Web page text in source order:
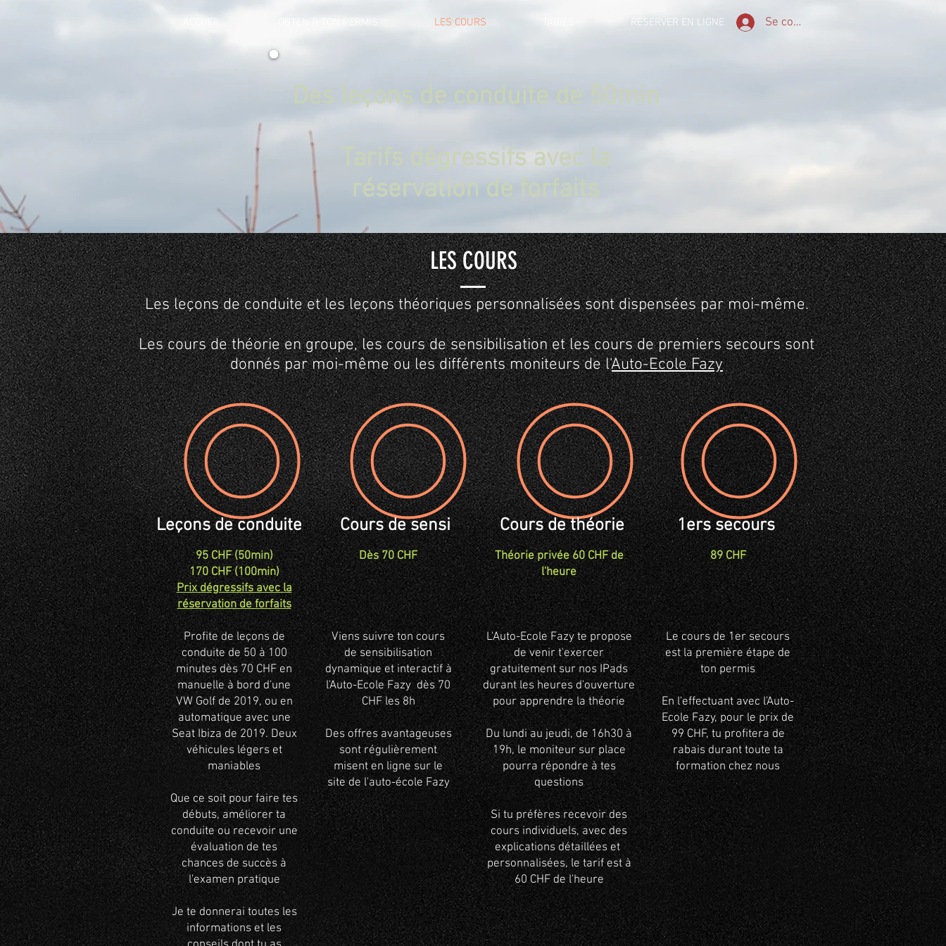
LES COURS RESERVER EN LIGNE Se connecter
Des leçons de conduite de 50min
Tarifs dégressifs avec la
réservation de forfaits
LES COURS
Les leçons de conduite et les leçons théoriques personnalisées sont dispensées par moi-même.
Les cours de théorie en groupe, les cours de sensibilisation et les cours de premiers secours sont
donnés par moi-même ou les différents moniteurs de l'Auto-Ecole Fazy
Leçons de conduite Cours de sensi Cours de théorie 1ers secours
95 CHF (50min)
170 CHF (100min)
Prix dégressifs avec la
réservation de forfaits
Profite de leçons de
conduite de 50 à 100
minutes dès 70 CHF en
manuelle à bord d'une
VW Golf de 2019, ou en
automatique avec une
Seat Ibiza de 2019. Deux
véhicules légers et
maniables
Que ce soit pour faire tes
débuts, améliorer ta
conduite ou recevoir une
évaluation de tes
chances de succès à
l'examen pratique
Je te donnerai toutes les
informations et les
Dès 70 CHF
Viens suivre ton cours
de sensibilisation
dynamique et interactif à
l'Auto-Ecole Fazy dès 70
CHF les 8h
Des offres avantageuses
sont régulièrement
misent en ligne sur le
site de l'auto-école Fazy
Théorie privée 60 CHF de
l'heure
L'Auto-Ecole Fazy te propose
de venir t'exercer
gratuitement sur nos IPads
durant les heures d'ouverture
pour apprendre la théorie
Du lundi au jeudi, de 16h30 à
19h, le moniteur sur place
pourra répondre à tes
questions
Si tu préfères recevoir des
cours individuels, avec des
explications détaillées et
personnalisées, le tarif est à
60 CHF de l'heure
89 CHF
Le cours de 1er secours
est la première étape de
ton permis
En l'effectuant avec l'Auto-
Ecole Fazy, pour le prix de
99 CHF, tu profitera de
rabais durant toute ta
formation chez nous